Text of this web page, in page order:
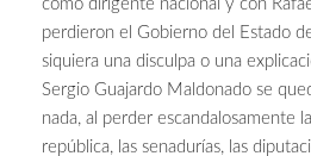
como dirigente nacional y con
perdieron el Gobierno del Estado
siquiera una disculpa o una
Sergio Guajardo Maldonado se
nada, al perder escandalosamente
república, las senadurías, las